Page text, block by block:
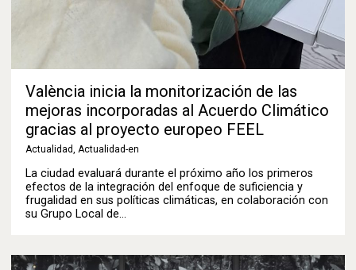
València inicia la monitorización de las
mejoras incorporadas al Acuerdo Climático
gracias al proyecto europeo FEEL
Actualidad, Actualidad-en
La ciudad evaluará durante el próximo año los primeros
efectos de la integración del enfoque de suficiencia y
frugalidad en sus políticas climáticas, en colaboración con
su Grupo Local de…